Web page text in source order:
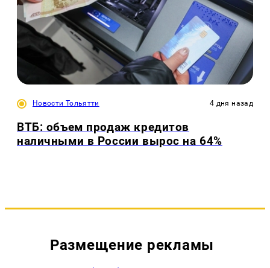
Новости Тольятти 4 дня назад
ВТБ: объем продаж кредитов
наличными в России вырос на 64%
Размещение рекламы